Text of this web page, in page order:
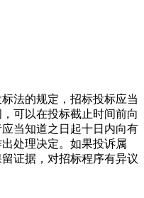
法的规定，招标投标应当
可以在投标截止时间前向
当知道之日起十日内向有
处理决定。如果投诉属
证据，对招标程序有异议